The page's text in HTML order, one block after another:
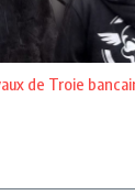
de Troie